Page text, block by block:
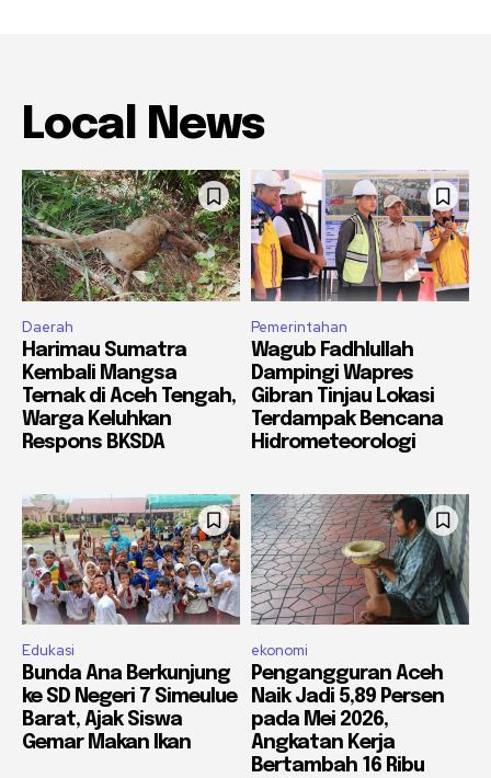
Local News
Daerah
Harimau Sumatra
Kembali Mangsa
Ternak di Aceh Tengah,
Warga Keluhkan
Respons BKSDA
Pemerintahan
Wagub Fadhlullah
Dampingi Wapres
Gibran Tinjau Lokasi
Terdampak Bencana
Hidrometeorologi
Edukasi
Bunda Ana Berkunjung
ke SD Negeri 7 Simeulue
Barat, Ajak Siswa
Gemar Makan Ikan
ekonomi
Pengangguran Aceh
Naik Jadi 5,89 Persen
pada Mei 2026,
Angkatan Kerja
Bertambah 16 Ribu